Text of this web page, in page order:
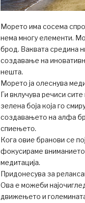
Морето има сосема
нема многу елементи.
брод. Ваквата средина
создавање на
нешта.
Морето ја олеснува
Ги вклучува речиси
зелена боја која го
создавањето на алфа
спиењето.
Кога овие бранови се
фокусираме
медитација.
Придонесува за
Ова е можеби
движењето и